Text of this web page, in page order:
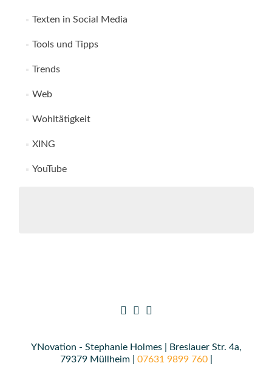
Texten in Social Media
Tools und Tipps
Trends
Web
Wohltätigkeit
XING
YouTube
YNovation - Stephanie Holmes | Breslauer Str. 4a,
79379 Müllheim | 07631 9899 760|